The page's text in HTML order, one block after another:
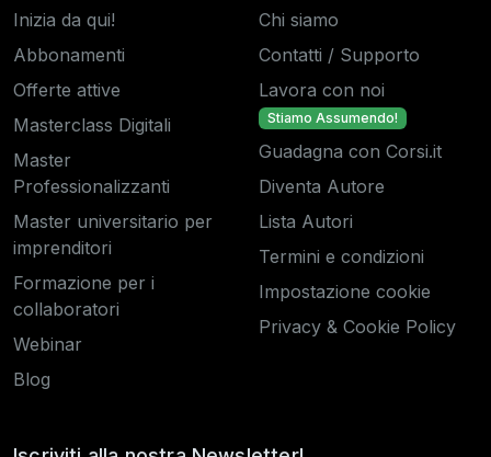
Inizia da qui!
Abbonamenti
Offerte attive
Masterclass Digitali
Master
Professionalizzanti
Master universitario per
imprenditori
Formazione per i
collaboratori
Webinar
Blog
Chi siamo
Contatti / Supporto
Lavora con noi
Stiamo Assumendo!
Guadagna con Corsi.it
Diventa Autore
Lista Autori
Termini e condizioni
Impostazione cookie
Privacy & Cookie Policy